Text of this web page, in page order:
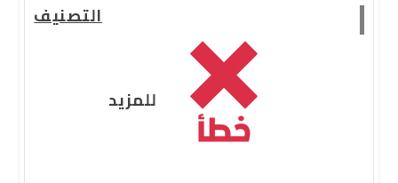
التصنيف
للمزيد